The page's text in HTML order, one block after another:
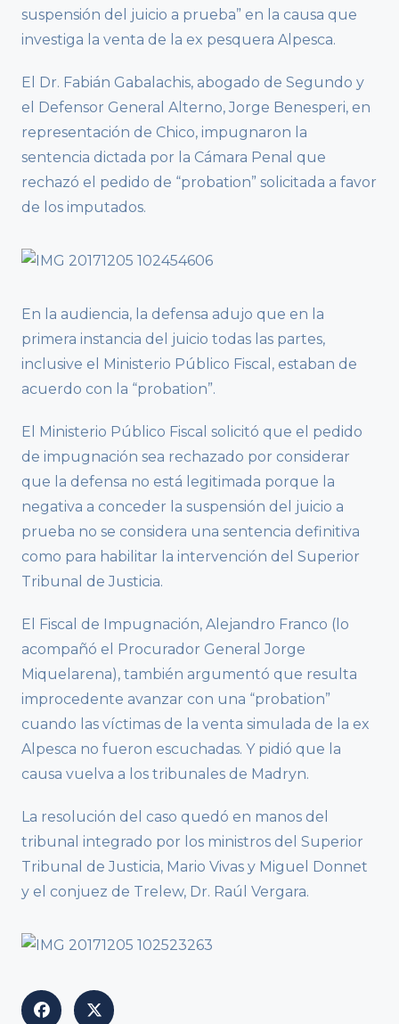
suspensión del juicio a prueba” en la causa que
investiga la venta de la ex pesquera Alpesca.
El Dr. Fabián Gabalachis, abogado de Segundo y
el Defensor General Alterno, Jorge Benesperi, en
representación de Chico, impugnaron la
sentencia dictada por la Cámara Penal que
rechazó el pedido de “probation” solicitada a favor
de los imputados.
En la audiencia, la defensa adujo que en la
primera instancia del juicio todas las partes,
inclusive el Ministerio Público Fiscal, estaban de
acuerdo con la “probation”.
El Ministerio Público Fiscal solicitó que el pedido
de impugnación sea rechazado por considerar
que la defensa no está legitimada porque la
negativa a conceder la suspensión del juicio a
prueba no se considera una sentencia definitiva
como para habilitar la intervención del Superior
Tribunal de Justicia.
El Fiscal de Impugnación, Alejandro Franco (lo
acompañó el Procurador General Jorge
Miquelarena), también argumentó que resulta
improcedente avanzar con una “probation”
cuando las víctimas de la venta simulada de la ex
Alpesca no fueron escuchadas. Y pidió que la
causa vuelva a los tribunales de Madryn.
La resolución del caso quedó en manos del
tribunal integrado por los ministros del Superior
Tribunal de Justicia, Mario Vivas y Miguel Donnet
y el conjuez de Trelew, Dr. Raúl Vergara.